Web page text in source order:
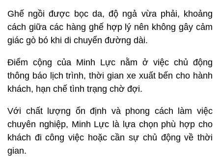
Ghế ngồi được bọc da, độ ngả vừa phải, khoảng
cách giữa các hàng ghế hợp lý nên không gây cảm
giác gò bó khi di chuyển đường dài.
Điểm cộng của Minh Lực nằm ở việc chủ động
thông báo lịch trình, thời gian xe xuất bến cho hành
khách, hạn chế tình trạng chờ đợi.
Với chất lượng ổn định và phong cách làm việc
chuyên nghiệp, Minh Lực là lựa chọn phù hợp cho
khách đi công việc hoặc cần sự chủ động về thời
gian.